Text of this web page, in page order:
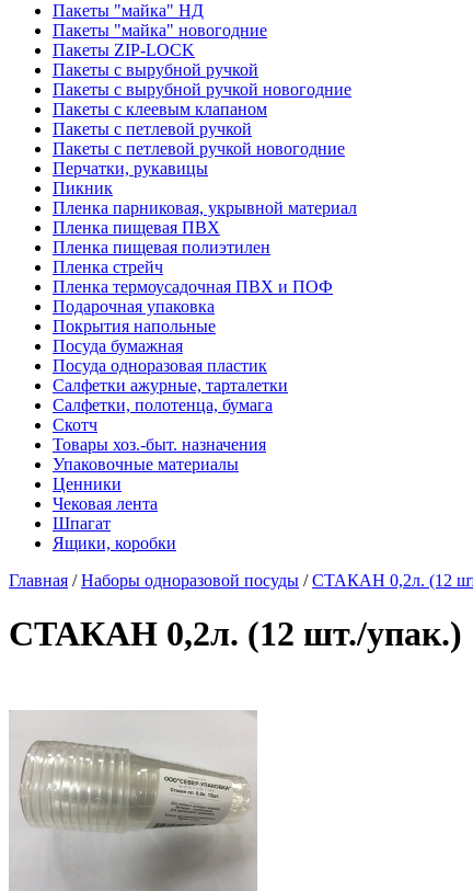
Пакеты "майка" НД
Пакеты "майка" новогодние
Пакеты ZIP-LOCK
Пакеты с вырубной ручкой
Пакеты с вырубной ручкой новогодние
Пакеты с клеевым клапаном
Пакеты с петлевой ручкой
Пакеты с петлевой ручкой новогодние
Перчатки, рукавицы
Пикник
Пленка парниковая, укрывной материал
Пленка пищевая ПВХ
Пленка пищевая полиэтилен
Пленка стрейч
Пленка термоусадочная ПВХ и ПОФ
Подарочная упаковка
Покрытия напольные
Посуда бумажная
Посуда одноразовая пластик
Салфетки ажурные, тарталетки
Салфетки, полотенца, бумага
Скотч
Товары хоз.-быт. назначения
Упаковочные материалы
Ценники
Чековая лента
Шпагат
Ящики, коробки
Главная /Наборы одноразовой посуды /СТАКАН 0,2л. (12
СТАКАН 0,2л. (12 шт./упак.)